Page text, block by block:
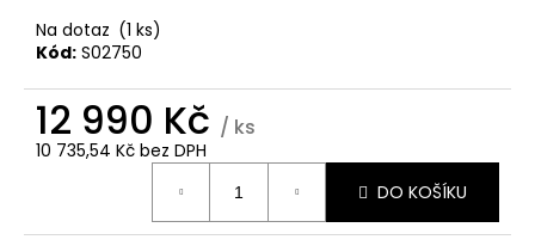
Na dotaz (1 ks)
Kód: S02750
12 990 Kč / ks
10 735,54 Kč bez DPH
DO KOŠÍKU
u
e
m
e